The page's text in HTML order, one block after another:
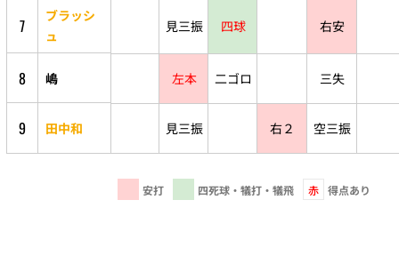
7
ブラッシ
ュ
見三振 四球 右安
8 嶋 左本 二ゴロ 三失
9 田中和 見三振 右２ 空三振
安打 四死球・犠打・犠飛 赤 得点あり